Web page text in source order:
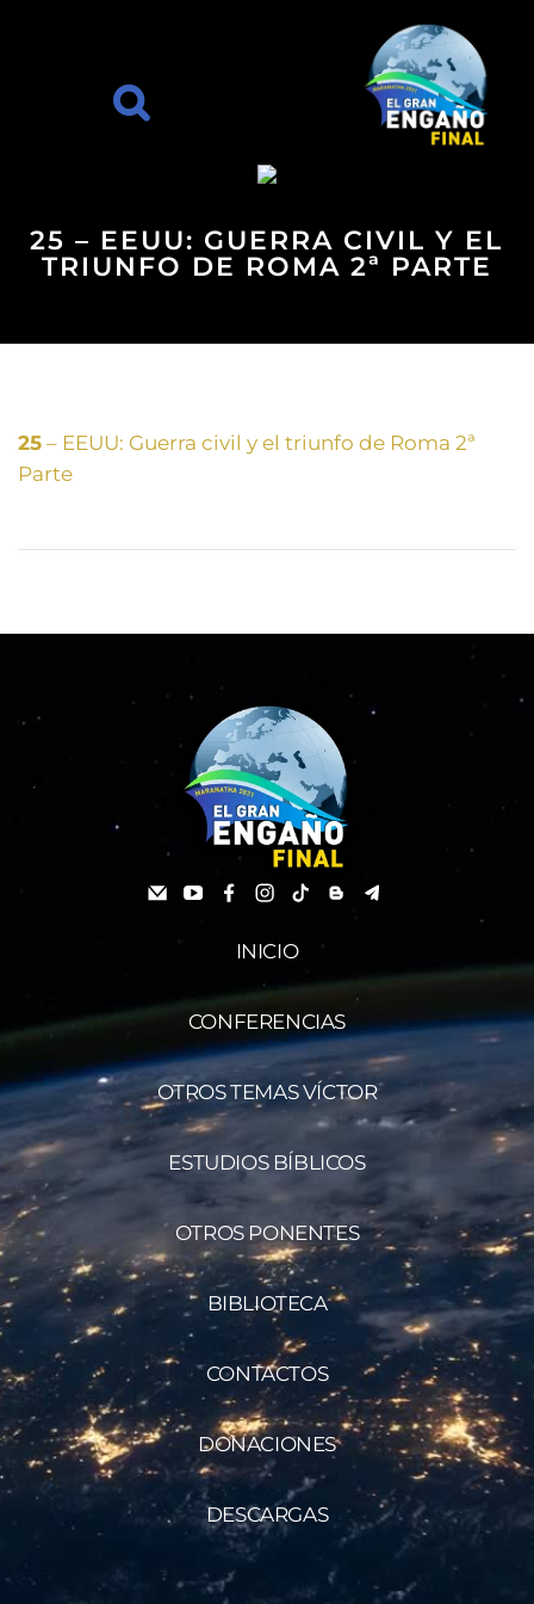
25 – EEUU: GUERRA CIVIL Y EL
TRIUNFO DE ROMA 2ª PARTE
25 – EEUU: Guerra civil y el triunfo de Roma 2ª
Parte
INICIO
CONFERENCIAS
OTROS TEMAS VÍCTOR
ESTUDIOS BÍBLICOS
OTROS PONENTES
BIBLIOTECA
CONTACTOS
DONACIONES
DESCARGAS